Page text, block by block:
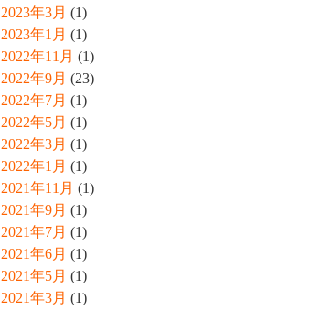
2023年3月 (1)
2023年1月 (1)
2022年11月 (1)
2022年9月 (23)
2022年7月 (1)
2022年5月 (1)
2022年3月 (1)
2022年1月 (1)
2021年11月 (1)
2021年9月 (1)
2021年7月 (1)
2021年6月 (1)
2021年5月 (1)
2021年3月 (1)